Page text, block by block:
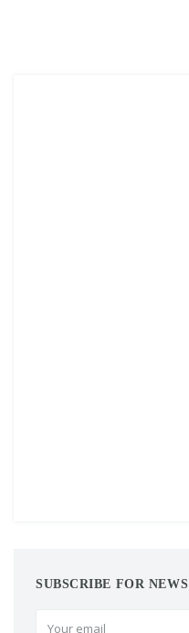
SUBSCRIBE FOR NEWS